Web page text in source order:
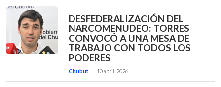
DESFEDERALIZACIÓN DEL
NARCOMENUDEO: TORRES
CONVOCÓ A UNA MESA DE
TRABAJO CON TODOS LOS
PODERES
Chubut 10 abril, 2026